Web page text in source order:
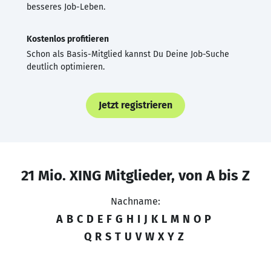
besseres Job-Leben.
Kostenlos profitieren
Schon als Basis-Mitglied kannst Du Deine Job-Suche
deutlich optimieren.
Jetzt registrieren
21 Mio. XING Mitglieder, von A bis Z
Nachname:
A B C D E F G H I J K L M N O P
Q R S T U V W X Y Z